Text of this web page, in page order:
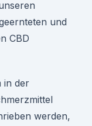
und
CBD
in der
werden,